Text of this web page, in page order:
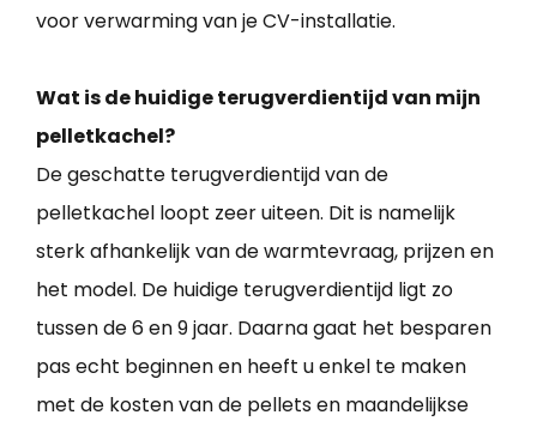
voor verwarming van je CV-installatie.
Wat is de huidige terugverdientijd van mijn
pelletkachel?
De geschatte terugverdientijd van de
pelletkachel loopt zeer uiteen. Dit is namelijk
sterk afhankelijk van de warmtevraag, prijzen en
het model. De huidige terugverdientijd ligt zo
tussen de 6 en 9 jaar. Daarna gaat het besparen
pas echt beginnen en heeft u enkel te maken
met de kosten van de pellets en maandelijkse